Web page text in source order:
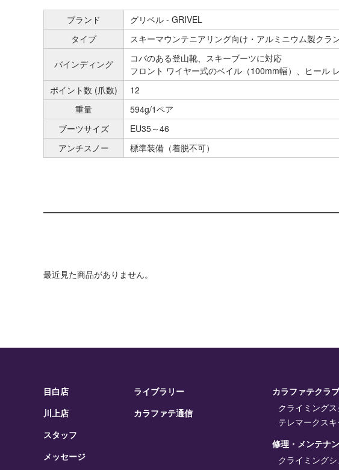
ブランド
グリベル - GRIVEL
タイプ
スキーマウンテニアリング向け・アルミニウム製クラ
バインディング
コバのある登山靴、スキーブーツに対応
フロント ワイヤー式のベイル（100mm幅）、ヒール
ポイント数 (爪数)
12
重量
594g/1ペア
ブーツサイズ
EU35～46
アンチスノー
標準装備（着脱不可）
最近見た商品がありません。
目白店
川上店
スタッフ
メッセージ
ライブラリー
カラファテ通信
カラファテクラ
クライミング
テレマークス
修理・メンテナ
クライミング